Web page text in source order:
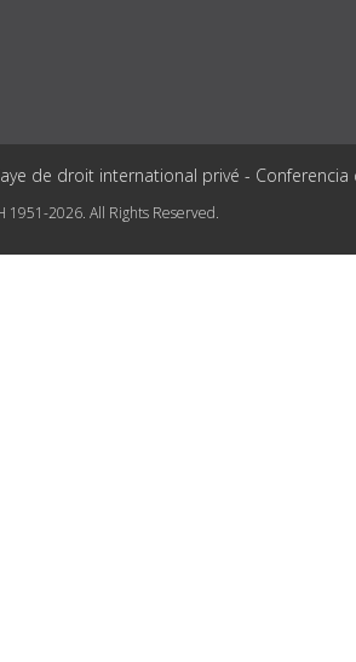
de droit international privé -
1951-2026. All Rights Reserved.